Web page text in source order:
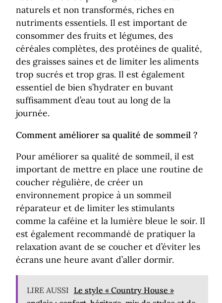
naturels et non transformés, riches en
nutriments essentiels. Il est important de
consommer des fruits et légumes, des
céréales complètes, des protéines de qualité,
des graisses saines et de limiter les aliments
trop sucrés et trop gras. Il est également
essentiel de bien s’hydrater en buvant
suffisamment d’eau tout au long de la
journée.
Comment améliorer sa qualité de sommeil ?
Pour améliorer sa qualité de sommeil, il est
important de mettre en place une routine de
coucher régulière, de créer un
environnement propice à un sommeil
réparateur et de limiter les stimulants
comme la caféine et la lumière bleue le soir. Il
est également recommandé de pratiquer la
relaxation avant de se coucher et d’éviter les
écrans une heure avant d’aller dormir.
LIRE AUSSI Le style « Country House »